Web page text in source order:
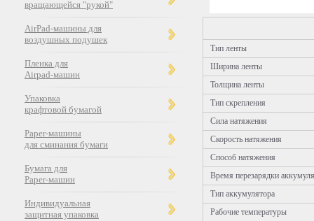
вращающейся "рукой"
AirPad-машины для
воздушных подушек
Пленка для
Airpad-машин
Упаковка
крафтовой бумагой
Paper-машины
для сминания бумаги
Бумага для
Paper-машин
Индивидуальная
защитная упаковка
Тип ленты
Ширина ленты
Толщина ленты
Тип скрепления
Сила натяжения
Скорость натяжения
Способ натяжения
Время перезарядки
Тип аккумулятора
Рабочие температуры